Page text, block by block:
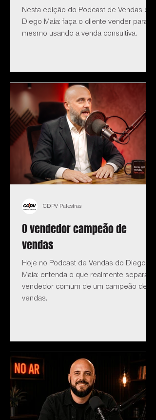
Nesta edição do Podcast de Vendas do
Diego Maia: faça o cliente vender para si
mesmo usando a venda consultiva.
O vendedor campeão de
vendas
Hoje no Podcast de Vendas do Diego
Maia: entenda o que realmente separa o
vendedor comum de um campeão de
vendas.
CDPV Palestras